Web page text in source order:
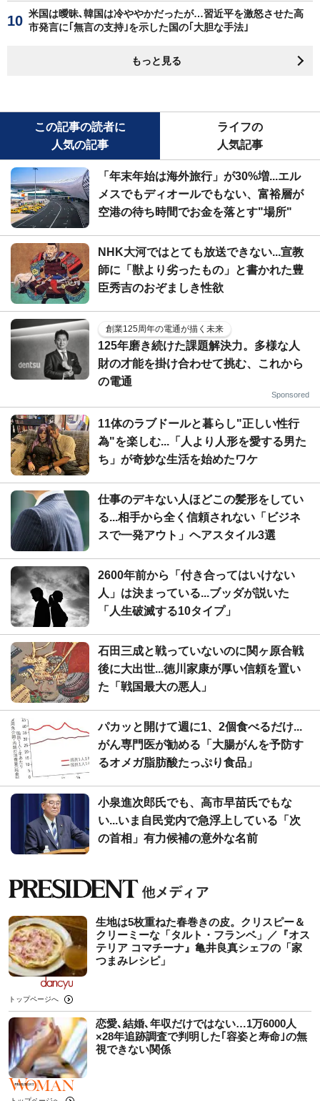
米国は曖昧､韓国は冷ややかだったが…習近平を激怒させた高
市発言に｢無言の支持｣を示した国の｢大胆な手法｣
もっと見る
この記事の読者に
人気の記事
ライフの
人気記事
「年末年始は海外旅行」が30%増...エル
メスでもディオールでもない、富裕層が
空港の待ち時間でお金を落とす"場所"
NHK大河ではとても放送できない...宣教
師に「獣より劣ったもの」と書かれた豊
臣秀吉のおぞましき性欲
創業125周年の電通が描く未来
125年磨き続けた課題解決力。多様な人
財の才能を掛け合わせて挑む、これから
の電通
Sponsored
11体のラブドールと暮らし"正しい性行
為"を楽しむ...「人より人形を愛する男た
ち」が奇妙な生活を始めたワケ
仕事のデキない人ほどこの髪形をしてい
る...相手から全く信頼されない「ビジネ
スで一発アウト」ヘアスタイル3選
2600年前から「付き合ってはいけない
人」は決まっている...ブッダが説いた
「人生破滅する10タイプ」
石田三成と戦っていないのに関ヶ原合戦
後に大出世...徳川家康が厚い信頼を置い
た「戦国最大の悪人」
パカッと開けて週に1、2個食べるだけ...
がん専門医が勧める「大腸がんを予防す
るオメガ脂肪酸たっぷり食品」
小泉進次郎氏でも、高市早苗氏でもな
い...いま自民党内で急浮上している「次
の首相」有力候補の意外な名前
生地は5枚重ねた春巻きの皮。クリスピー＆
クリーミーな「タルト・フランベ」／『オス
テリア コマチーナ』亀井良真シェフの「家
つまみレシピ」
トップページへ
恋愛､結婚､年収だけではない…1万6000人
×28年追跡調査で判明した｢容姿と寿命｣の無
視できない関係